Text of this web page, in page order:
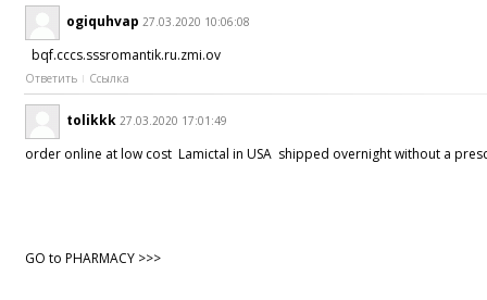
ogiquhvap 27.03.2020 10:06:08
bqf.cccs.sssromantik.ru.zmi.ov
Ответить Ссылка
tolikkk 27.03.2020 17:01:49
order online at low cost Lamictal in USA shipped overnight without a
GO to PHARMACY >>>